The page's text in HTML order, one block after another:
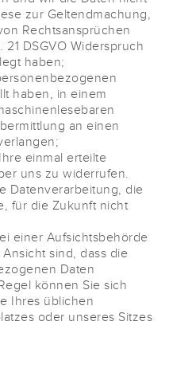
zur Geltendmachung,
Rechtsansprüchen
DSGVO Widerspruch
haben;
haben, in einem
an einen
einmal erteilte
uns zu widerrufen.
Datenverarbeitung, die
für die Zukunft nicht
einer Aufsichtsbehörde
sind, dass die
Daten
können Sie sich
Ihres üblichen
oder unseres Sitzes